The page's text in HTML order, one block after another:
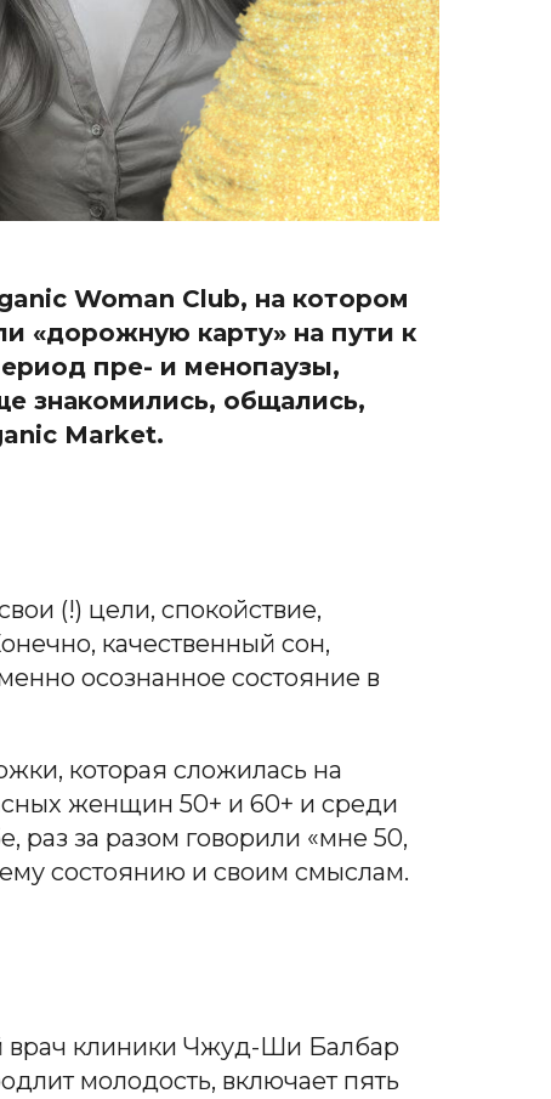
Woman Club, на котором
«дорожную карту» на пути к
пре- и менопаузы,
знакомились, общались,
Market.
(!) цели, спокойствие,
качественный сон,
осознанное состояние в
которая сложилась на
женщин 50+ и 60+ и среди
за разом говорили «мне 50,
состоянию и своим смыслам.
врач клиники Чжуд-Ши Балбар
молодость, включает пять